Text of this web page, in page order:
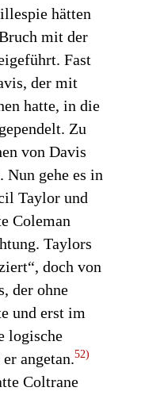
hätten
mit der
Fast
der mit
hatte, in die
Zu
von Davis
Nun gehe es in
Taylor und
Coleman
Taylors
doch von
der ohne
und erst im
logische
angetan.52)
Coltrane